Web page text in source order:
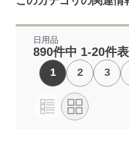
日用品
890件中 1-20件
1 2 3